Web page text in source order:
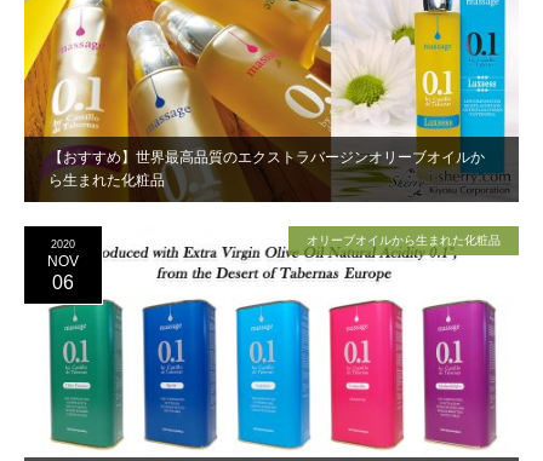
【おすすめ】世界最高品質のエクストラバージンオリーブオイルか
ら生まれた化粧品
2020
NOV
06
オリーブオイルから生まれた化粧品